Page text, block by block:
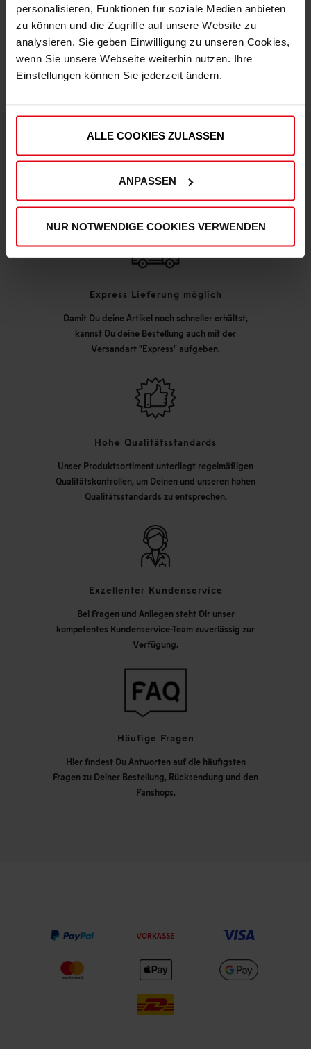
personalisieren, Funktionen für soziale Medien anbieten
zu können und die Zugriffe auf unsere Website zu
analysieren. Sie geben Einwilligung zu unseren Cookies,
wenn Sie unsere Webseite weiterhin nutzen. Ihre
Einstellungen können Sie jederzeit ändern.
ALLE COOKIES ZULASSEN
ANPASSEN
NUR NOTWENDIGE COOKIES VERWENDEN
IN DEN WARENKORB
DEINE VORTEILE IN UNSEREM SHOP
Express Lieferung möglich
Damit Du deine Artikel noch schneller erhältst,
kannst Du deine Bestellung auch mit der
Versandart "Express" aufgeben.
Hohe Qualitätsstandards
Unser Produktsortiment unterliegt regelmäßigen
Qualitätskontrollen, um Deinen und unseren hohen
Qualitätsstandards zu entsprechen.
Exzellenter Kundenservice
Bei Fragen und Anliegen steht Dir unser
kompetentes Kundenservice-Team zuverlässig zur
Verfügung.
Häufige Fragen
Hier findest Du Antworten auf die häufigsten
Fragen zu Deiner Bestellung, Rücksendung und den
Fanshops.
VORKASSE